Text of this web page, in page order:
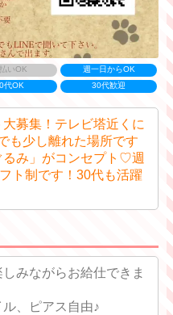
いOK
週一日からOK
代OK 30代歓迎
募集！テレビ塔近くに
も少し離れた場所です
み」がコンセプト♡週
ト制です！30代も活躍
みながらお給仕できま
、ピアス自由♪